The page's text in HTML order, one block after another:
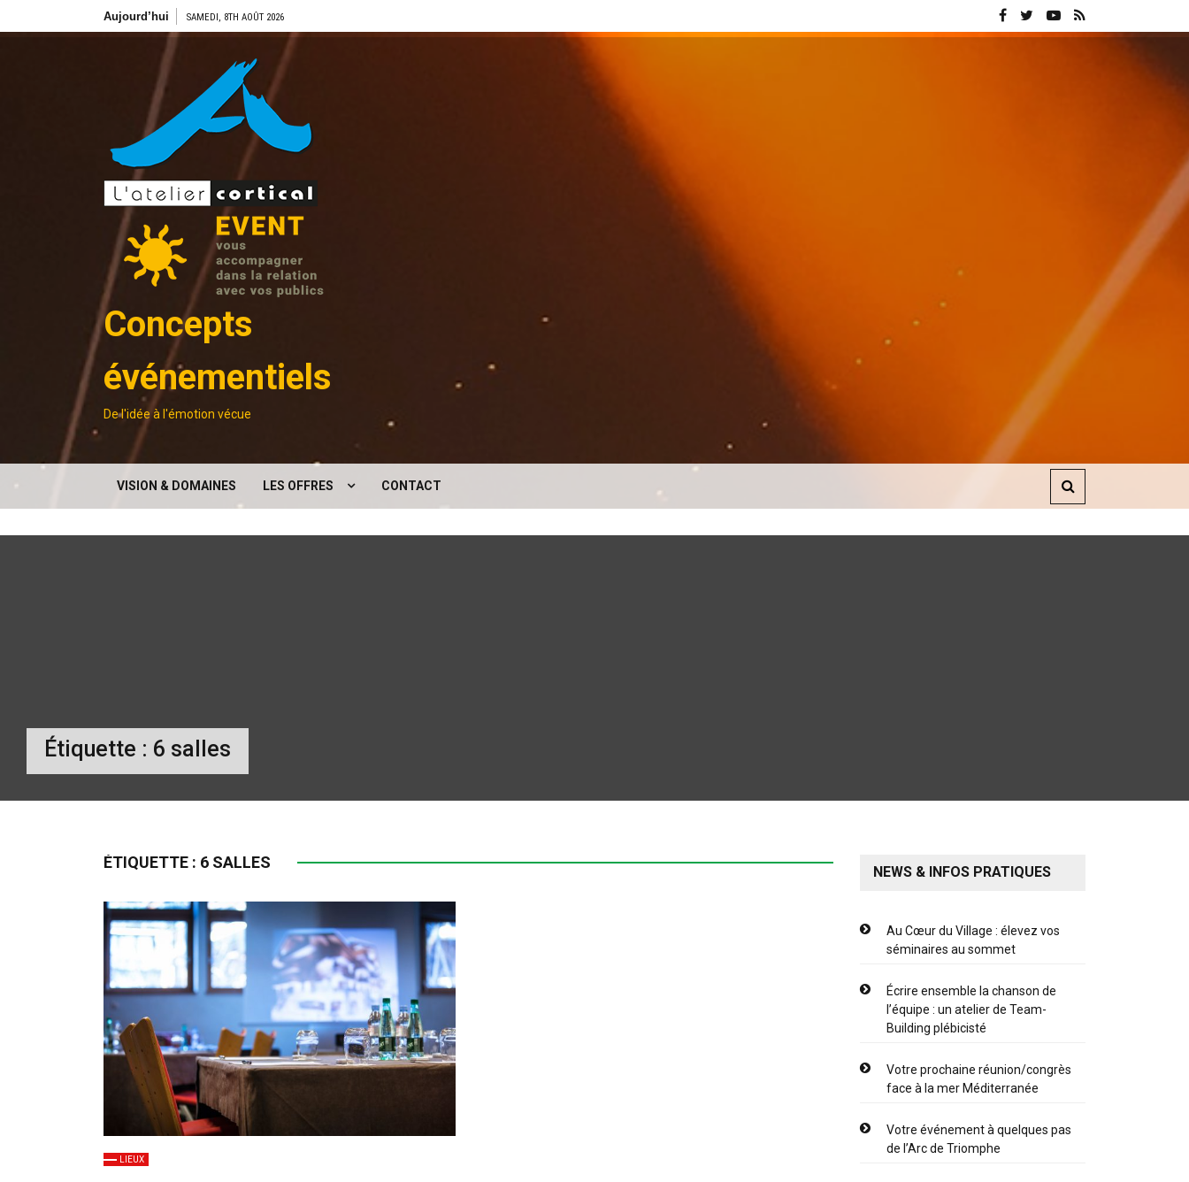
Aujourd’hui SAMEDI, 8TH AOÛT 2026
Concepts
événementiels
De l'idée à l'émotion vécue
VISION & DOMAINES LES OFFRES CONTACT
Étiquette : 6 salles
ÉTIQUETTE : 6 SALLES
LIEUX
NEWS & INFOS PRATIQUES
Au Cœur du Village : élevez vos
séminaires au sommet
Écrire ensemble la chanson de
l’équipe : un atelier de Team-
Building plébicisté
Votre prochaine réunion/congrès
face à la mer Méditerranée
Votre événement à quelques pas
de l’Arc de Triomphe